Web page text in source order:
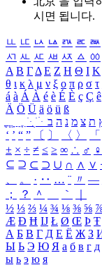
시면 됩니다.
ㅥ ㅦ ㅧ ㅨ ㅩ ㅪ ㅫ
ㅺ ㅻ ㅼ ㅽ ㅾ ㅿ ㆀ
Α Β ΓΔ Ε Ζ Η Θ Ι Κ
θ ι κ λ μ ν ξ ο π ρ σ τ
á à Á À é è É È ç Ç ê
Ä Ö Ü ä ö ü ß
ִֶֹ ֻּ ׁׂ ת צ מ נ ה ב
‘ ’ “ ” 〔 〕 〈 〉 「
± × ÷ ≠ ≤ ≥ ∞ ∴ ♂ ♀
⊆ ⊇ ⊂ ⊃ ∪ ∩ ∧ ∨
、
。 · ‥ … ¨ 〃 ―
；
？ ＾ ｀
½ ⅓ ⅔ ¼ ¾ ⅛ ⅜ ⅝
Æ Ð Ħ Ĳ Ł Ø Œ Þ Ŧ
А Б В Г Д Е Ё Ж З
Ы Ь Э Ю Я а б в г д
ы ь э ю я